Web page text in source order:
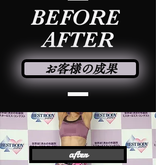
BEFORE
​AFTER
お客様の成果
after